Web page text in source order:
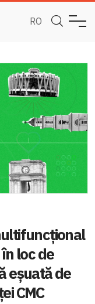
RO
loc de
eșuată de
CMC